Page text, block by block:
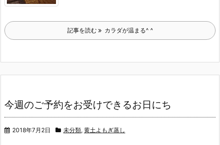
記事を読む カラダが温まる^ ^
今週のご予約をお受けできるお日にち
2018年7月2日 未分類, 黄土よもぎ蒸し